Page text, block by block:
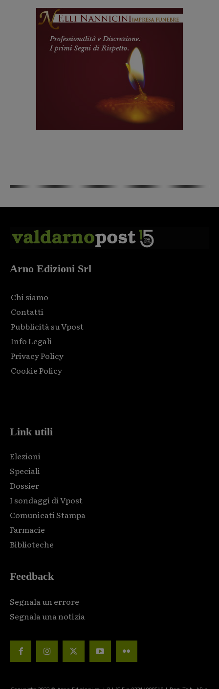
Arno Edizioni Srl
Chi siamo
Contatti
Pubblicità su Vpost
Info Legali
Privacy Policy
Cookie Policy
Link utili
Elezioni
Speciali
Dossier
I sondaggi di Vpost
Comunicati Stampa
Farmacie
Biblioteche
Feedback
Segnala un errore
Segnala una notizia